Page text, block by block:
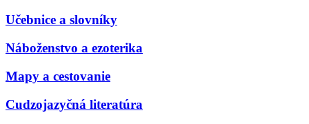
Učebnice a slovníky
Náboženstvo a ezoterika
Mapy a cestovanie
Cudzojazyčná literatúra